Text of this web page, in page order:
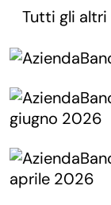
Tutti gli altri